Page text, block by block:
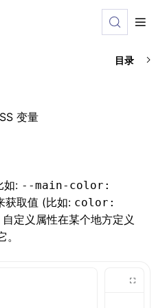
documentation index is
目录
变量
如: --main-color:
获取值 (比如: color:
自定义属性在某个地方定义